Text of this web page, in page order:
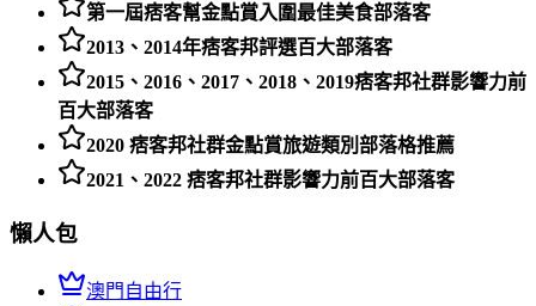
第一屆痞客幫金點賞入圍最佳美食部落客
2013、2014年痞客邦評選百大部落客
2015、2016、2017、2018、2019痞客邦社群影響力前
百大部落客
2020 痞客邦社群金點賞旅遊類別部落格推薦
2021、2022 痞客邦社群影響力前百大部落客
懶人包
澳門自由行